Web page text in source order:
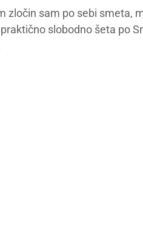
sam po sebi smeta,
slobodno šeta po